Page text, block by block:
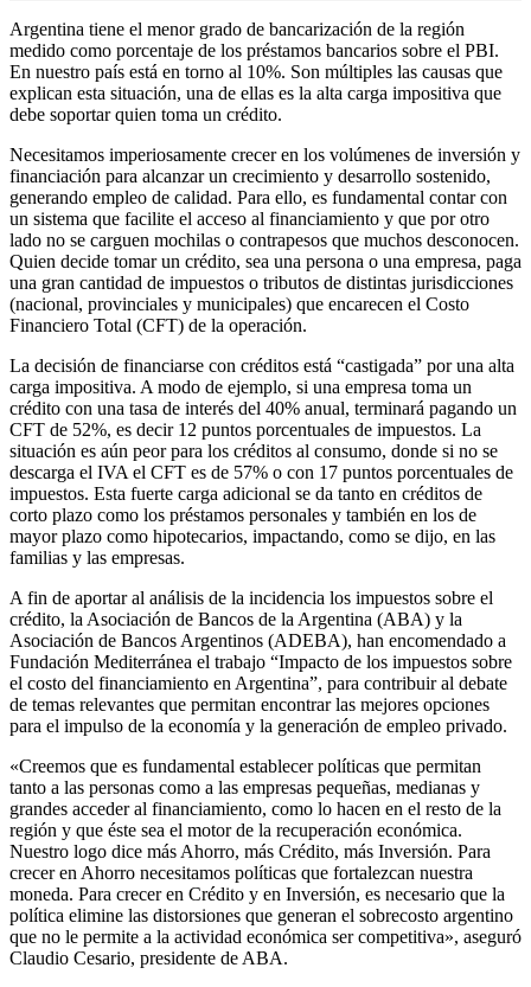
Argentina tiene el menor grado de bancarización de la región
medido como porcentaje de los préstamos bancarios sobre el PBI.
En nuestro país está en torno al 10%. Son múltiples las causas que
explican esta situación, una de ellas es la alta carga impositiva que
debe soportar quien toma un crédito.
Necesitamos imperiosamente crecer en los volúmenes de inversión y
financiación para alcanzar un crecimiento y desarrollo sostenido,
generando empleo de calidad. Para ello, es fundamental contar con
un sistema que facilite el acceso al financiamiento y que por otro
lado no se carguen mochilas o contrapesos que muchos desconocen.
Quien decide tomar un crédito, sea una persona o una empresa, paga
una gran cantidad de impuestos o tributos de distintas jurisdicciones
(nacional, provinciales y municipales) que encarecen el Costo
Financiero Total (CFT) de la operación.
La decisión de financiarse con créditos está “castigada” por una alta
carga impositiva. A modo de ejemplo, si una empresa toma un
crédito con una tasa de interés del 40% anual, terminará pagando un
CFT de 52%, es decir 12 puntos porcentuales de impuestos. La
situación es aún peor para los créditos al consumo, donde si no se
descarga el IVA el CFT es de 57% o con 17 puntos porcentuales de
impuestos. Esta fuerte carga adicional se da tanto en créditos de
corto plazo como los préstamos personales y también en los de
mayor plazo como hipotecarios, impactando, como se dijo, en las
familias y las empresas.
A fin de aportar al análisis de la incidencia los impuestos sobre el
crédito, la Asociación de Bancos de la Argentina (ABA) y la
Asociación de Bancos Argentinos (ADEBA), han encomendado a
Fundación Mediterránea el trabajo “Impacto de los impuestos sobre
el costo del financiamiento en Argentina”, para contribuir al debate
de temas relevantes que permitan encontrar las mejores opciones
para el impulso de la economía y la generación de empleo privado.
«Creemos que es fundamental establecer políticas que permitan
tanto a las personas como a las empresas pequeñas, medianas y
grandes acceder al financiamiento, como lo hacen en el resto de la
región y que éste sea el motor de la recuperación económica.
Nuestro logo dice más Ahorro, más Crédito, más Inversión. Para
crecer en Ahorro necesitamos políticas que fortalezcan nuestra
moneda. Para crecer en Crédito y en Inversión, es necesario que la
política elimine las distorsiones que generan el sobrecosto argentino
que no le permite a la actividad económica ser competitiva», aseguró
Claudio Cesario, presidente de ABA.